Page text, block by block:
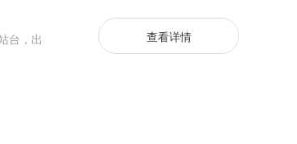
台，出
查看详情